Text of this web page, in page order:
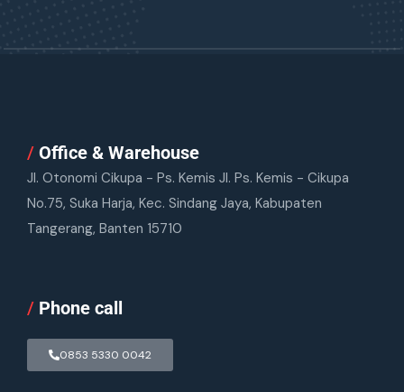
/ Office & Warehouse
Jl. Otonomi Cikupa - Ps. Kemis Jl. Ps. Kemis - Cikupa
No.75, Suka Harja, Kec. Sindang Jaya, Kabupaten
Tangerang, Banten 15710
/ Phone call
0853 5330 0042